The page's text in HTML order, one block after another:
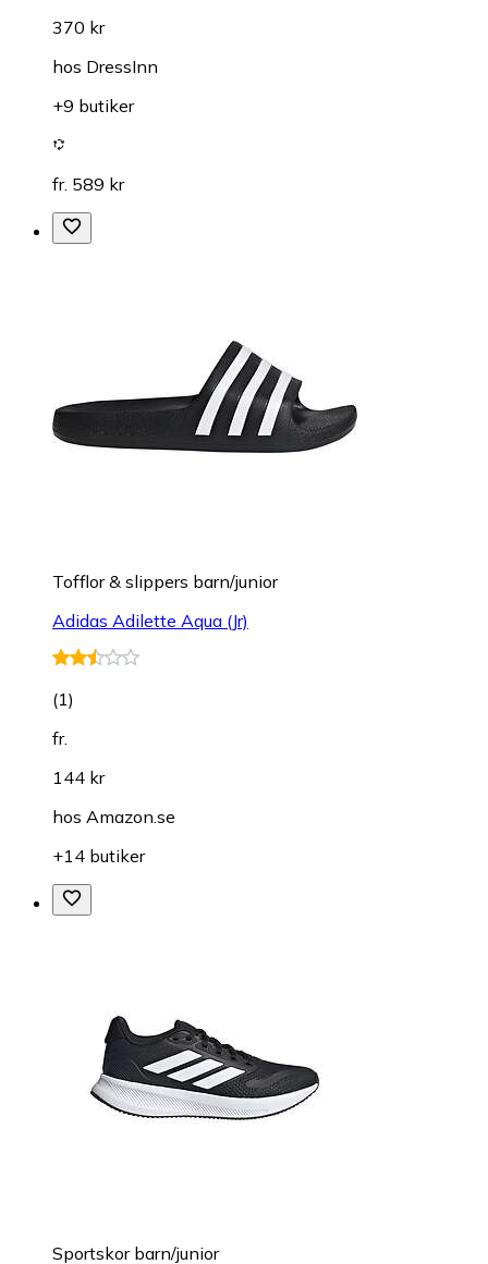
370 kr
hos DressInn
+9 butiker
fr. 589 kr
Tofflor & slippers barn/junior
Adidas Adilette Aqua (Jr)
(1)
fr.
144 kr
hos Amazon.se
+14 butiker
Sportskor barn/junior